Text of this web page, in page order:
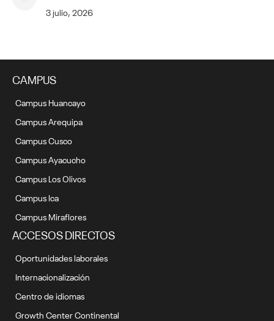
3 julio, 2026
CAMPUS
Campus Huancayo
Campus Arequipa
Campus Cusco
Campus Ayacucho
Campus Los Olivos
Campus Ica
Campus Miraflores
ACCESOS DIRECTOS
Oportunidades laborales
Internacionalización
Centro de idiomas
Growth Center Continental